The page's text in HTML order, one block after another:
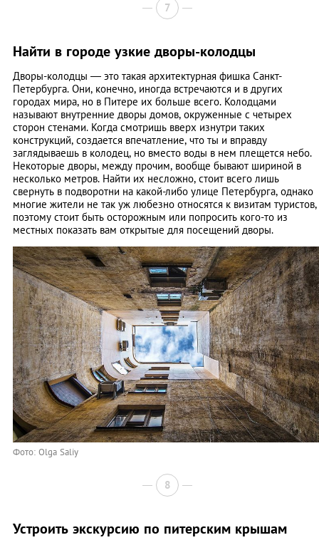
7
Найти в городе узкие дворы-колодцы
Дворы-колодцы — это такая архитектурная фишка Санкт-
Петербурга. Они, конечно, иногда встречаются и в других
городах мира, но в Питере их больше всего. Колодцами
называют внутренние дворы домов, окруженные с четырех
сторон стенами. Когда смотришь вверх изнутри таких
конструкций, создается впечатление, что ты и вправду
заглядываешь в колодец, но вместо воды в нем плещется небо.
Некоторые дворы, между прочим, вообще бывают шириной в
несколько метров. Найти их несложно, стоит всего лишь
свернуть в подворотни на какой-либо улице Петербурга, однако
многие жители не так уж любезно относятся к визитам туристов,
поэтому стоит быть осторожным или попросить кого-то из
местных показать вам открытые для посещений дворы.
Фото: Olga Saliy
8
Устроить экскурсию по питерским крышам